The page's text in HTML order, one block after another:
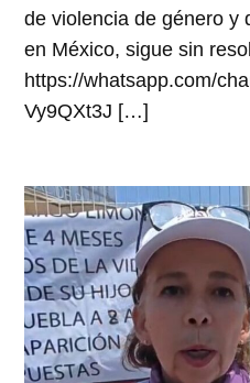
de violencia de género y
en México, sigue sin
https://whatsapp.com/
Vy9QXt3J […]